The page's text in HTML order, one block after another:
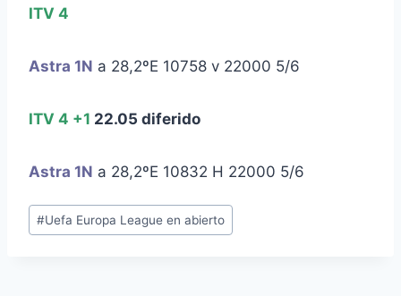
ITV 4
Astra 1N a 28,2ºE 10758 v 22000 5/6
ITV 4 +1 22.05 diferido
Astra 1N a 28,2ºE 10832 H 22000 5/6
Etiquetas
de
#Uefa Europa League en abierto